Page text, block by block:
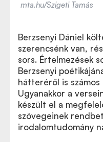
mta.hu/Szigeti Tamás
Berzsenyi Dániel
szerencsénk van,
sors. Értelmezések
Berzsenyi
hátteréről is
Ugyanakkor a
készült el a
szövegeinek
irodalomtudomány